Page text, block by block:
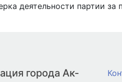
деятельности партии
города Ак-